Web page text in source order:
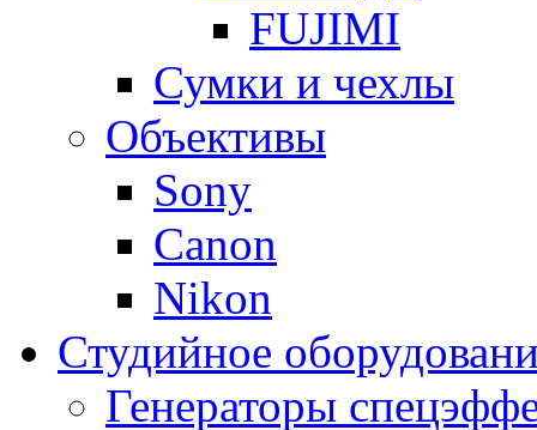
FUJIMI
Сумки и чехлы
Объективы
Sony
Canon
Nikon
Студийное
Генераторы